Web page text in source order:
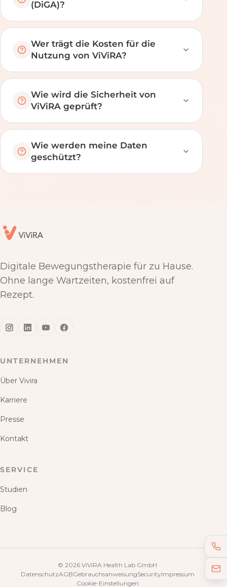
(DiGA)?
Wer trägt die Kosten für die
Nutzung von ViViRA?
Wie wird die Sicherheit von
ViViRA geprüft?
Wie werden meine Daten
geschützt?
Digitale Bewegungstherapie für zu Hause.
Ohne lange Wartzeiten, kostenfrei auf
Rezept.
UNTERNEHMEN
Über Vivira
Karriere
Presse
Kontakt
SERVICE
Studien
Blog
© 2026 ViViRA Health Lab GmbH
DatenschutzAGBGebrauchsanweisungSecurityImpressum
Cookie-Einstellungen